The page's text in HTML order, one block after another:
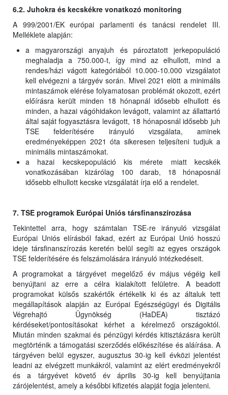
6.2. Juhokra és kecskékre vonatkozó monitoring
A 999/2001/EK európai parlamenti és tanácsi rendelet III.
Melléklete alapján:
a magyarországi anyajuh és pároztatott jerkepopuláció
meghaladja a 750.000-t, így mind az elhullott, mind a
rendes/házi vágott kategóriából 10.000-10.000 vizsgálatot
kell elvégezni a tárgyév során. Mivel 2021 elött a minimális
mintaszámok elérése folyamatosan problémát okozott, ezért
előírásra került minden 18 hónapnál idősebb elhullott és
minden, a hazai vágóhidakon levágott, valamint az állattartó
által saját fogyasztásra levágott, 18 hónaposnál idősebb juh
TSE felderítésére irányuló vizsgálata, aminek
eredményeképpen 2021 óta sikeresen teljesíteni tudjuk a
minimális mintaszámokat.
a hazai kecskepopuláció kis mérete miatt kecskék
vonatkozásában kizárólag 100 darab, 18 hónaposnál
idősebb elhullott kecske vizsgálatát írja elő a rendelet.
7. TSE programok Európai Uniós társfinanszírozása
Tekintettel arra, hogy számtalan TSE-re irányuló vizsgálat
Európai Uniós elírásból fakad, ezért az Európai Unió hosszú
ideje társfinanszírozás keretén belül segíti az egyes országok
TSE felderítésére és felszámolására irányuló intézkedéseit.
A programokat a tárgyévet megelőző év május végéig kell
benyújtani az erre a célra kialakított felületre. A beadott
programokat külsős szakértők értékelik ki és az általuk tett
megállapítások alapján az Európai Egészségügyi és Digitális
Végrehajtó Ügynökség (HaDEA) tisztázó
kérdéseket/pontosításokat kérhet a kérelmező országoktól.
Miután minden szakmai és pénzügyi kérdés kitisztázásra került
megtörténik a támogatási szerződés előkészítése és aláírása. A
tárgyéven belül egyszer, augusztus 30-ig kell évközi jelentést
leadni az elvégzett munkákról, valamint az elért eredményekről
és a tárgyévet követő év április 30-ig kell benyújtania
zárójelentést, amely a későbbi kifizetés alapját fogja jelenteni.